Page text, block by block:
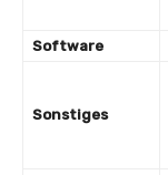
Software
Sonstiges